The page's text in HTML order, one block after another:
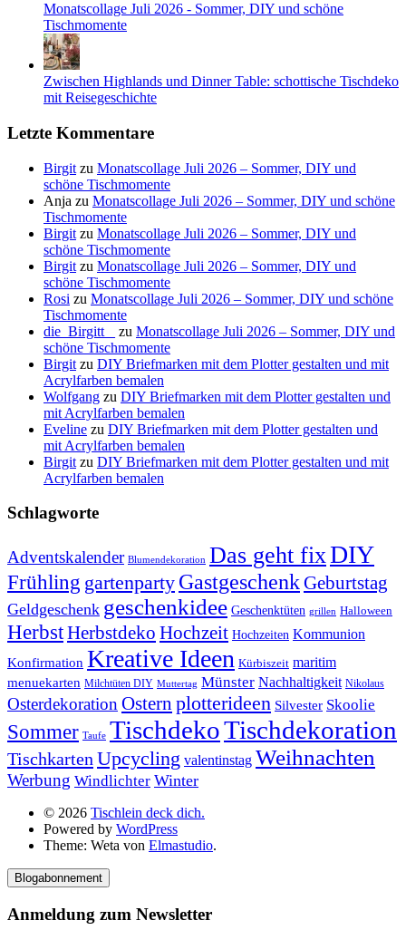
Monatscollage Juli 2026 - Sommer, DIY und schöne
Tischmomente
Zwischen Highlands und Dinner Table: schottische Tischdeko
mit Reisegeschichte
Letzte Kommentare
Birgit zu Monatscollage Juli 2026 – Sommer, DIY und
schöne Tischmomente
Anja zu Monatscollage Juli 2026 – Sommer, DIY und schöne
Tischmomente
Birgit zu Monatscollage Juli 2026 – Sommer, DIY und
schöne Tischmomente
Birgit zu Monatscollage Juli 2026 – Sommer, DIY und
schöne Tischmomente
Rosi zu Monatscollage Juli 2026 – Sommer, DIY und schöne
Tischmomente
die_Birgitt _
zu Monatscollage Juli 2026 – Sommer, DIY und
schöne Tischmomente
Birgit zu DIY Briefmarken mit dem Plotter gestalten und mit
Acrylfarben bemalen
Wolfgang zu DIY Briefmarken mit dem Plotter gestalten und
mit Acrylfarben bemalen
Eveline zu DIY Briefmarken mit dem Plotter gestalten und
mit Acrylfarben bemalen
Birgit zu DIY Briefmarken mit dem Plotter gestalten und mit
Acrylfarben bemalen
Schlagworte
Adventskalender Blumendekoration Das geht fixDIY
Frühling gartenparty GastgeschenkGeburtstag
Geldgeschenk geschenkidee Geschenktüten grillen Halloween
HerbstHerbstdeko Hochzeit Hochzeiten Kommunion
Konfirmation Kreative Ideen Kürbiszeit maritim
menuekarten Milchtüten DIY Muttertag Münster Nachhaltigkeit Nikolaus
Osterdekoration Ostern plotterideen Silvester Skoolie
Sommer Taufe TischdekoTischdekoration
Tischkarten Upcycling valentinstag Weihnachten
Werbung Windlichter Winter
© 2026 Tischlein deck dich.
Powered by WordPress
Theme: Weta von Elmastudio.
Blogabonnement
Anmeldung zum Newsletter